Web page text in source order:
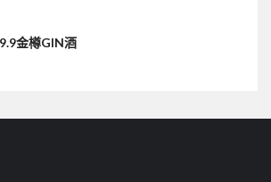
金樽GIN酒